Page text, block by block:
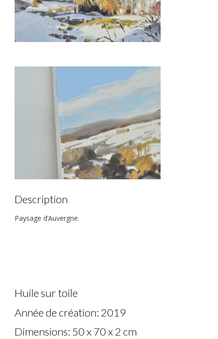
Description
Paysage d’Auvergne.
Huile sur toile
Année de création: 2019
Dimensions: 50 x 70 x 2 cm